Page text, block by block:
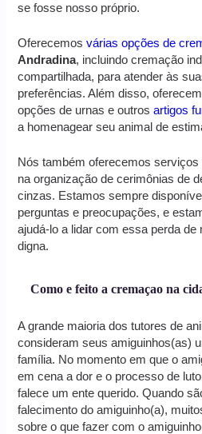
se fosse nosso próprio.
Oferecemosvárias opções de
Andradina, incluindo cremação
compartilhada, para atender às
preferências. Além disso,
opções de urnas e outrosartigos
a homenagear seu animal de
Nós também oferecemos
na organização de cerimônias de
cinzas. Estamos sempre
perguntas e preocupações, e
ajudá-lo a lidar com essa perda de
digna.
Como e feito a cremaçao na
A grande maioria dos tutores de
consideram seus amiguinhos(as)
família. No momento em que o
em cena a dor e o processo de
falece um ente querido. Quando
falecimento do amiguinho(a),
sobre o que fazer com o